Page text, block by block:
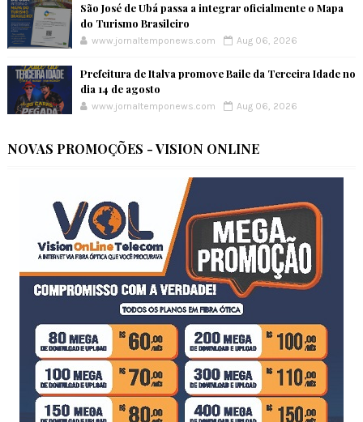
São José de Ubá passa a integrar oficialmente o Mapa
do Turismo Brasileiro
www.jornaltemponews.com Aug 06, 2026
Prefeitura de Italva promove Baile da Terceira Idade no
dia 14 de agosto
www.jornaltemponews.com Aug 06, 2026
NOVAS PROMOÇÕES - VISION ONLINE